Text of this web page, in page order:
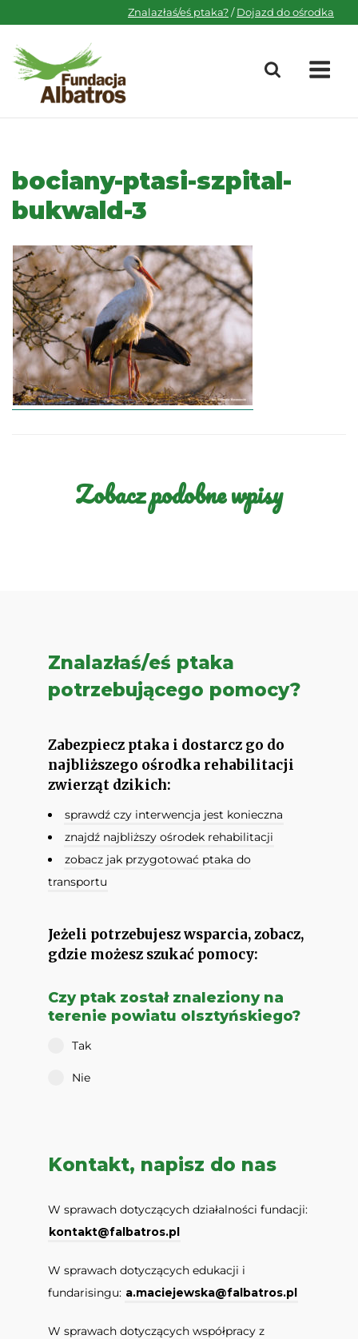
to
content
Znalazłaś/eś ptaka?/Dojazd do ośrodka
bociany-ptasi-szpital-
bukwald-3
Zobacz podobne wpisy
Znalazłaś/eś ptaka
potrzebującego pomocy?
Zabezpiecz ptaka i dostarcz go do
najbliższego ośrodka rehabilitacji
zwierząt dzikich:
sprawdź czy interwencja jest konieczna
znajdź najbliższy ośrodek rehabilitacji
zobacz jak przygotować ptaka do
transportu
Jeżeli potrzebujesz wsparcia, zobacz,
gdzie możesz szukać pomocy:
Czy ptak został znaleziony na
terenie powiatu olsztyńskiego?
Tak
Nie
Kontakt, napisz do nas
W sprawach dotyczących działalności fundacji:
kontakt@falbatros.pl
W sprawach dotyczących edukacji i
fundarisingu: a.maciejewska@falbatros.pl
W sprawach dotyczących współpracy z